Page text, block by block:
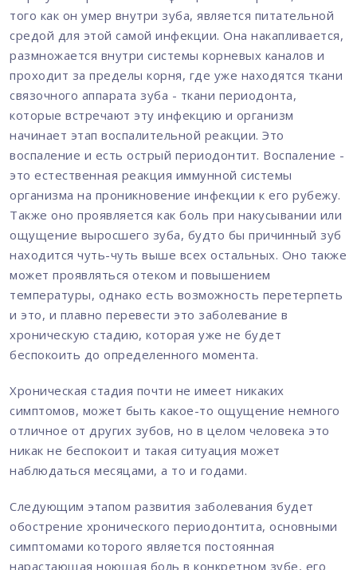
того как он умер внутри зуба, является питательной
средой для этой самой инфекции. Она накапливается,
размножается внутри системы корневых каналов и
проходит за пределы корня, где уже находятся ткани
связочного аппарата зуба - ткани периодонта,
которые встречают эту инфекцию и организм
начинает этап воспалительной реакции. Это
воспаление и есть острый периодонтит. Воспаление -
это естественная реакция иммунной системы
организма на проникновение инфекции к его рубежу.
Также оно проявляется как боль при накусывании или
ощущение выросшего зуба, будто бы причинный зуб
находится чуть-чуть выше всех остальных. Оно также
может проявляться отеком и повышением
температуры, однако есть возможность перетерпеть
и это, и плавно перевести это заболевание в
хроническую стадию, которая уже не будет
беспокоить до определенного момента.
Хроническая стадия почти не имеет никаких
симптомов, может быть какое-то ощущение немного
отличное от других зубов, но в целом человека это
никак не беспокоит и такая ситуация может
наблюдаться месяцами, а то и годами.
Следующим этапом развития заболевания будет
обострение хронического периодонтита, основными
симптомами которого является постоянная
нарастающая ноющая боль в конкретном зубе, его